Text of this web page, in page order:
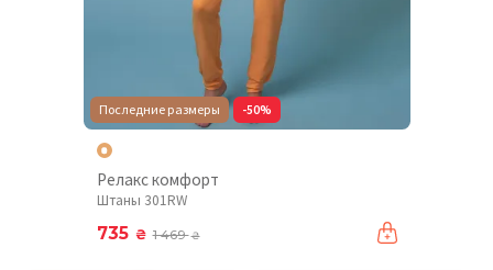
Последние размеры -50%
Релакс комфорт
Штаны 301RW
735 ₴ 1 469₴